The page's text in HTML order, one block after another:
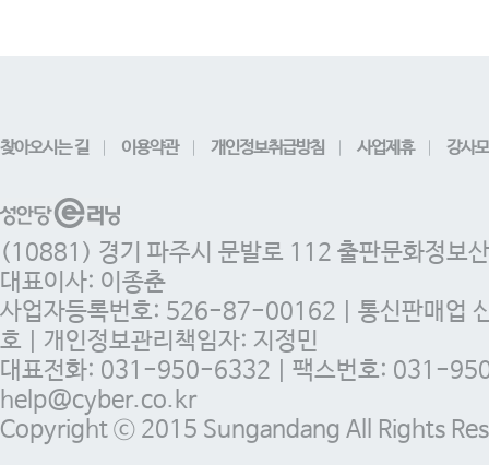
찾아오시는 길 이용약관 개인정보취급방침 사업제휴 강사
(10881) 경기 파주시 문발로 112 출판문화정보
대표이사: 이종춘
사업자등록번호: 526-87-00162 | 통신판매업
호 | 개인정보관리책임자: 지정민
대표전화: 031-950-6332 | 팩스번호: 031-
help@cyber.co.kr
Copyright ⓒ 2015 Sungandang All Rights